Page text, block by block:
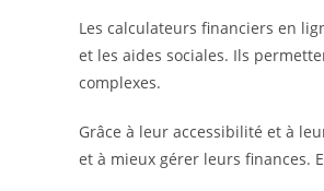
Les calculateurs financiers en
et les aides sociales. Ils
complexes.
Grâce à leur accessibilité et à
et à mieux gérer leurs finances.